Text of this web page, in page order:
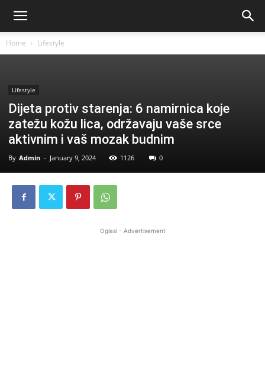
Home Lifestyle
Lifestyle
Dijeta protiv starenja: 6 namirnica koje
zatežu kožu lica, održavaju vaše srce
aktivnim i vaš mozak budnim
By Admin - January 9, 2024 1126 0
Oglasi - Advertisement